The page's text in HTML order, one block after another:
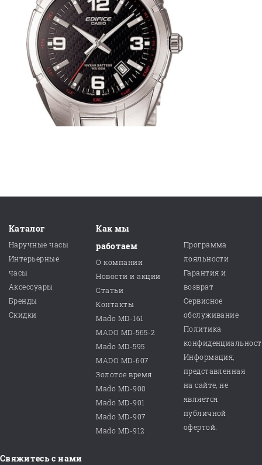
Каталог
Наручные часы
Интерьерные
часы
Аксессуары
Бренды
Скидки
Как мы
работаем
О компании
Новости и акции
Статьи
Контакты
Mado MD-161
MADO MD-565-2
Mado MD-595
MADO MD-607
Золотое время
Mado MD-900
Mado MD-901
Mado MD-907
Mado MD-912
Программа
лояльности
Гарантия и
возврат
Сервисное
обслуживание
Политика
Информация,
представленная
на сайте, не
является
публичной
офертой.
Свяжитесь с нами